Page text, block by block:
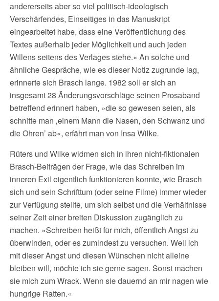
andererseits aber so viel politisch-ideologisch
Verschärfendes, Einseitiges in das Manuskript
eingearbeitet habe, dass eine Veröffentlichung des
Textes außerhalb jeder Möglichkeit und auch jeden
Willens seitens des Verlages stehe.« An solche und
ähnliche Gespräche, wie es dieser Notiz zugrunde lag,
erinnerte sich Brasch lange. 1982 soll er sich an
insgesamt 28 Änderungsvorschläge seinen Prosaband
betreffend erinnert haben, »die so gewesen seien, als
schnitte man ‚einem Mann die Nasen, den Schwanz und
die Ohren’ ab«, erfährt man von Insa Wilke.
Rüters und Wilke widmen sich in ihren nicht-fiktionalen
Brasch-Beiträgen der Frage, wie das Schreiben im
inneren Exil eigentlich funktionieren konnte, wie Brasch
sich und sein Schrifttum (oder seine Filme) immer wieder
zur Verfügung stellte, um sich selbst und die Verhältnisse
seiner Zeit einer breiten Diskussion zugänglich zu
machen. »Schreiben heißt für mich, öffentlich Angst zu
überwinden, oder es zumindest zu versuchen. Weil ich
mit dieser Angst und diesen Wünschen nicht alleine
bleiben will, möchte ich sie gerne sagen. Sonst machen
sie mich zum Wrack. Wenn sie dauernd an mir nagen wie
hungrige Ratten.«